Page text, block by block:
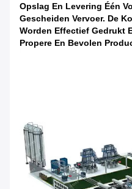
Opslag En Levering Één
Gescheiden Vervoer. De
Worden Effectief Gedrukt
Propere En Bevolen